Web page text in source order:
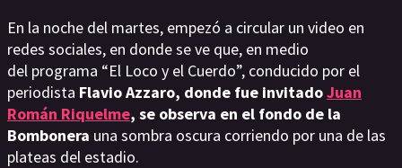
En la noche del martes, empezó a circular un video en
redes sociales, en donde se ve que, en medio
del programa “El Loco y el Cuerdo”, conducido por el
periodista Flavio Azzaro, donde fue invitadoJuan
Román Riquelme, se observa en el fondo de la
Bombonera una sombra oscura corriendo por una de las
plateas del estadio.